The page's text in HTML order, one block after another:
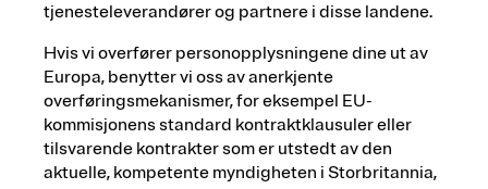
tjenesteleverandører og partnere i disse landene.
Hvis vi overfører personopplysningene dine ut av
Europa, benytter vi oss av anerkjente
overføringsmekanismer, for eksempel EU-
kommisjonens standard kontraktklausuler eller
tilsvarende kontrakter som er utstedt av den
aktuelle, kompetente myndigheten i Storbritannia,